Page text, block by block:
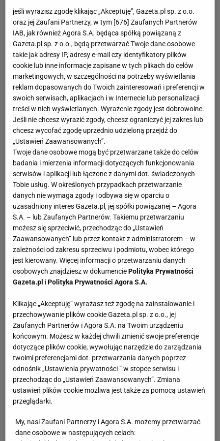
Największa pomyłka sir Alexa Fergusona?
Paul Pogba jest obecnie gwiazdą Manchesteru United.
"Czerwone Diabły" zapłaciły za niego rekordowe 105 mln
euro, chociaż ma dopiero 23-lata. A przecież w ogóle nie
musieli go kupować. W 2012 roku ówczesny trener
Manchesteru, sir Alex Ferguson, nie dawał mu zbyt wielu
boiskowych szans, więc Francuz odszedł za darmo do
Turynu kuszony wizją gry w drużynie Juventusu. W
barwach "Starej Damy" w ciągu czterech sezonów zdobył
4 mistrzostwa Włoch i urósł do rangi gwiazdy nie tylko na
półwyspie Apenińskim, ale i w całej Europie.
W 2015 roku dotarł z Juventusem do finału Ligi Mistrzów,
ale tam lepsza okazała się Barcelona, która wygrała 3:1.
Reprezentacja
Pogba ma na swoim koncie także sukcesy z kadra
Francji. Zarówno z drużynami młodzieżowymi jak i
dorosłą reprezentacją. W 2013 roku zdobył mistrzostwo
świata U-20, a sam był jedną z gwiazd turnieju. Trzy lata
później, podczas Euro 2016 dotarł z pierwszą
reprezentacją Francji do finału, gdzie ulegli Portugalii 0:1.
Pogba najczęściej występuje jako środkowy pomocnik,
ale jego uniwersalne umiejętności sprawiają, że może
zagrać także na boku pomocy, lub jako cofnięty czy
wysunięty pomocnik. Pogba pomimo wysokiego wzrostu
(1,91 m) jest świetnie skoordynowany. Dysponuje
wspaniałą techniką, wizją gry, ale przede wszystkim
piekielnie mocnym uderzeniem z dystansu. Kto wie, może
to właśnie on jest głównym kandydatem do zdobycia
Messiego? Potencjał ma wystarczający, pozostaje
jeśli wyrazisz zgodę klikając „Akceptuję”, Gazeta.pl sp. z o.o.
oraz jej Zaufani Partnerzy, w tym [676] Zaufanych Partnerów
IAB, jak również Agora S.A. będąca spółką powiązaną z
Gazeta.pl sp. z o.o., będą przetwarzać Twoje dane osobowe
takie jak adresy IP, adresy e-mail czy identyfikatory plików
cookie lub inne informacje zapisane w tych plikach do celów
marketingowych, w szczególności na potrzeby wyświetlania
reklam dopasowanych do Twoich zainteresowań i preferencji w
swoich serwisach, aplikacjach i w Internecie lub personalizacji
treści w nich wyświetlanych. Wyrażenie zgody jest dobrowolne.
Jeśli nie chcesz wyrazić zgody, chcesz ograniczyć jej zakres lub
chcesz wycofać zgodę uprzednio udzieloną przejdź do
„Ustawień Zaawansowanych”.
Twoje dane osobowe mogą być przetwarzane także do celów
badania i mierzenia informacji dotyczących funkcjonowania
serwisów i aplikacji lub łączone z danymi dot. świadczonych
Tobie usług. W określonych przypadkach przetwarzanie
danych nie wymaga zgody i odbywa się w oparciu o
uzasadniony interes Gazeta.pl, jej spółki powiązanej – Agora
S.A. – lub Zaufanych Partnerów. Takiemu przetwarzaniu
możesz się sprzeciwić, przechodząc do „Ustawień
Zaawansowanych” lub przez kontakt z administratorem – w
zależności od zakresu sprzeciwu i podmiotu, wobec którego
jest kierowany. Więcej informacji o przetwarzaniu danych
osobowych znajdziesz w dokumenciePolityka Prywatności
Gazeta.pl iPolityka Prywatności Agora S.A.
Klikając „Akceptuję” wyrażasz też zgodę na zainstalowanie i
przechowywanie plików cookie Gazeta.pl sp. z o.o., jej
Zaufanych Partnerów i Agora S.A. na Twoim urządzeniu
końcowym. Możesz w każdej chwili zmienić swoje preferencje
dotyczące plików cookie, wywołując narzędzie do zarządzania
twoimi preferencjami dot. przetwarzania danych poprzez
odnośnik „Ustawienia prywatności ” w stopce serwisu i
przechodząc do „Ustawień Zaawansowanych”. Zmiana
ustawień plików cookie możliwa jest także za pomocą ustawień
przeglądarki.
My, nasi Zaufani Partnerzy i Agora S.A. możemy przetwarzać
dane osobowe w następujących celach: